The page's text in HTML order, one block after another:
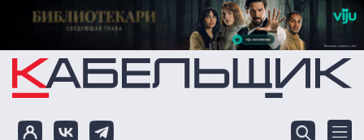
Перейти к основному содержанию